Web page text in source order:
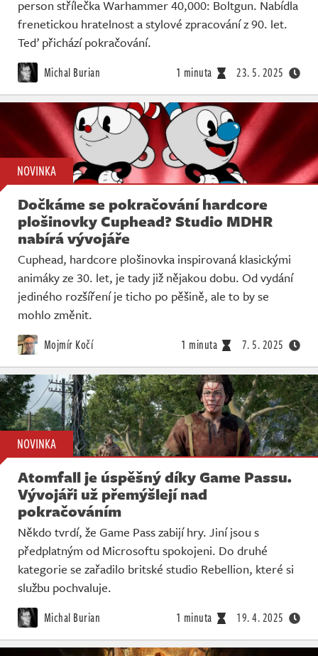
person střílečka Warhammer 40,000: Boltgun. Nabídla
frenetickou hratelnost a stylové zpracování z 90. let.
Teď přichází pokračování.
Michal Burian 1 minuta 23. 5. 2025
NOVINKA
Dočkáme se pokračování hardcore
plošinovky Cuphead? Studio MDHR
nabírá vývojáře
Cuphead, hardcore plošinovka inspirovaná klasickými
animáky ze 30. let, je tady již nějakou dobu. Od vydání
jediného rozšíření je ticho po pěšině, ale to by se
mohlo změnit.
Mojmír Kočí 1 minuta 7. 5. 2025
NOVINKA
Atomfall je úspěšný díky Game Passu.
Vývojáři už přemýšlejí nad
pokračováním
Někdo tvrdí, že Game Pass zabijí hry. Jiní jsou s
předplatným od Microsoftu spokojeni. Do druhé
kategorie se zařadilo britské studio Rebellion, které si
službu pochvaluje.
Michal Burian 1 minuta 19. 4. 2025